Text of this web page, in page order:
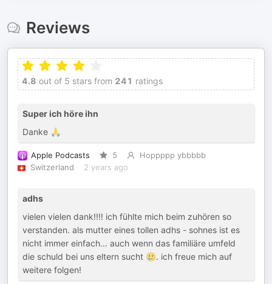
Reviews
4.8 out of 5 stars from 241 ratings
Super ich höre ihn
Danke 🙏
Apple Podcasts 5
Hoppppp ybbbbb
Switzerland
2 years ago
adhs
vielen vielen dank!!!! ich fühlte mich beim zuhören so
verstanden. als mutter eines tollen adhs - sohnes ist es
nicht immer einfach… auch wenn das familiäre umfeld
die schuld bei uns eltern sucht 🥲. ich freue mich auf
weitere folgen!